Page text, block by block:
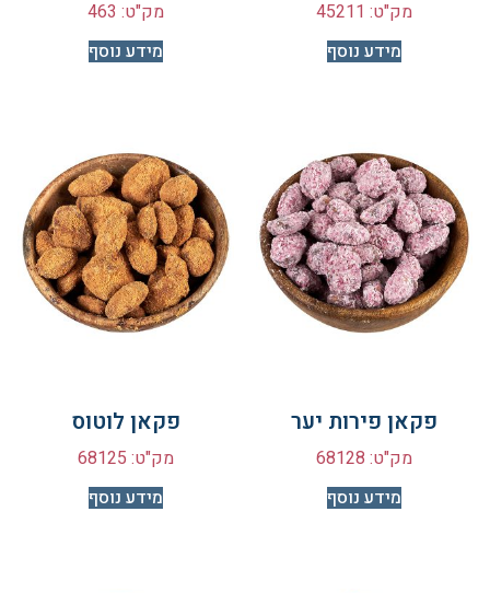
מק"ט: 45211
מידע נוסף
מק"ט: 463
מידע נוסף
פקאן פירות יער
מק"ט: 68128
מידע נוסף
פקאן לוטוס
מק"ט: 68125
מידע נוסף